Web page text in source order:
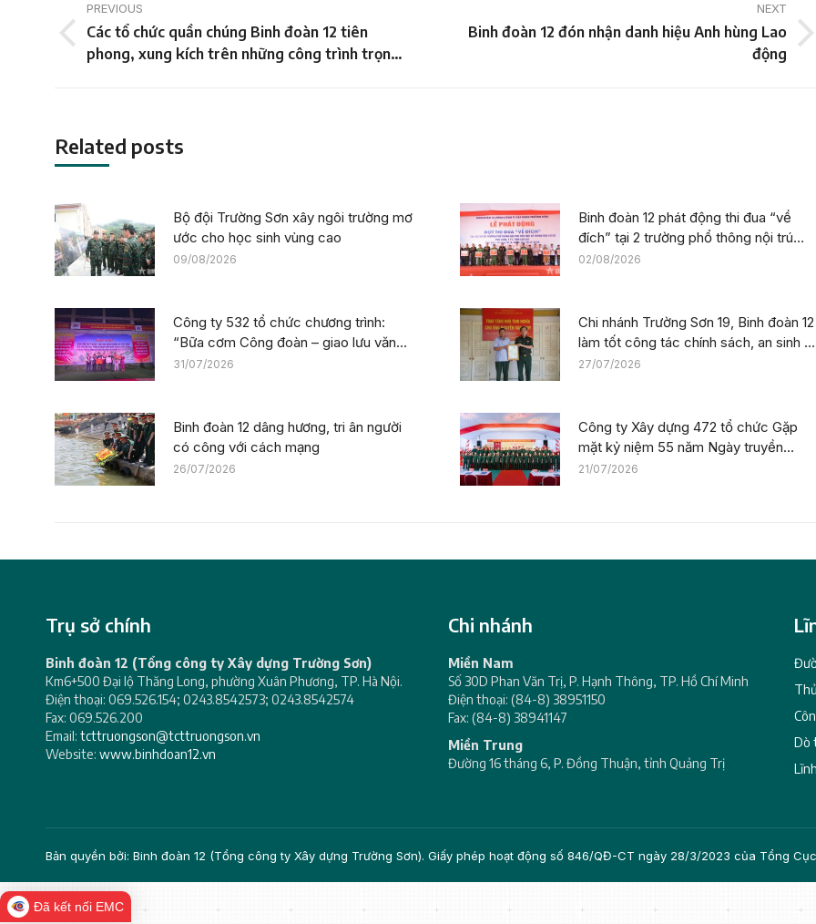
navigation
PREVIOUS
Previous
post:
Các tổ chức quần chúng Binh đoàn 12 tiên
phong, xung kích trên những công trình trọng
NEXT
Next
Binh đoàn 12 đón nhận danh hiệu Anh hùng Lao
động
Related posts
Bộ đội Trường Sơn xây ngôi trường mơ
ước cho học sinh vùng cao
09/08/2026
Binh đoàn 12 phát động thi đua “về
đích” tại 2 trường phổ thông nội trú
trên địa bàn tỉnh Lào Cai
02/08/2026
Công ty 532 tổ chức chương trình:
“Bữa cơm Công đoàn – giao lưu văn
nghệ” tiếp sức công trường tại dự án
31/07/2026
Chi nhánh Trường Sơn 19, Binh đoàn 12
làm tốt công tác chính sách, an sinh
hội nhân kỷ niệm 79 năm Ngày
27/07/2026
Binh đoàn 12 dâng hương, tri ân người
có công với cách mạng
26/07/2026
Công ty Xây dựng 472 tổ chức Gặp
mặt kỷ niệm 55 năm Ngày truyền
thống
21/07/2026
Trụ sở chính
Binh đoàn 12 (Tổng công ty Xây dựng Trường Sơn)
Km6+500 Đại lộ Thăng Long, phường Xuân Phương, TP. Hà Nội.
Điện thoại: 069.526.154; 0243.8542573; 0243.8542574
Fax: 069.526.200
Email: tcttruongson@tcttruongson.vn
Website: www.binhdoan12.vn
Chi nhánh
Miền Nam
Số 30D Phan Văn Trị, P. Hạnh Thông, TP. Hồ Chí Minh
Điện thoại: (84-8) 38951150
Fax: (84-8) 38941147
Miền Trung
Đường 16 tháng 6, P. Đồng Thuận, tỉnh Quảng Trị
Dò
Bản quyền bởi: Binh đoàn 12 (Tổng công ty Xây dựng Trường Sơn). Giấy phép hoạt động số 846/QĐ-CT ngày 28/3/2023 của Tổng
Đã kết nối EMC